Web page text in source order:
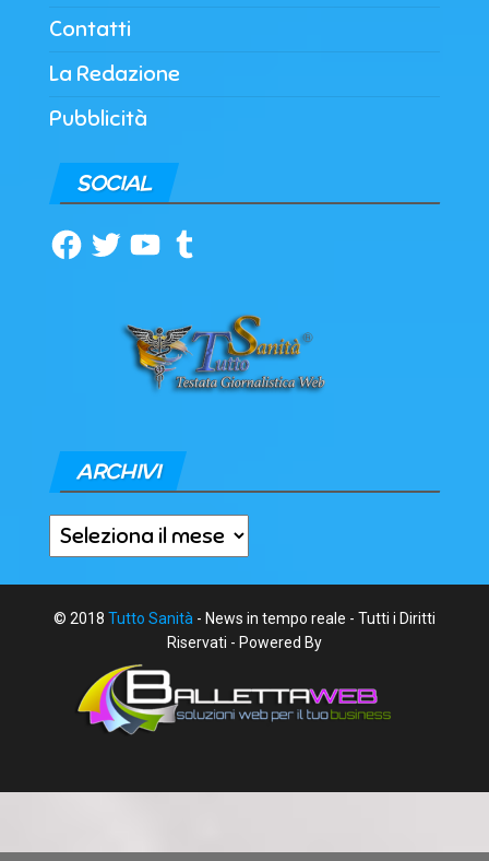
Contatti
La Redazione
Pubblicità
SOCIAL
Facebook
TwitterYouTubeTumblr
ARCHIVI
Archivi
© 2018 Tutto Sanità - News in tempo reale - Tutti i Diritti
Riservati - Powered By